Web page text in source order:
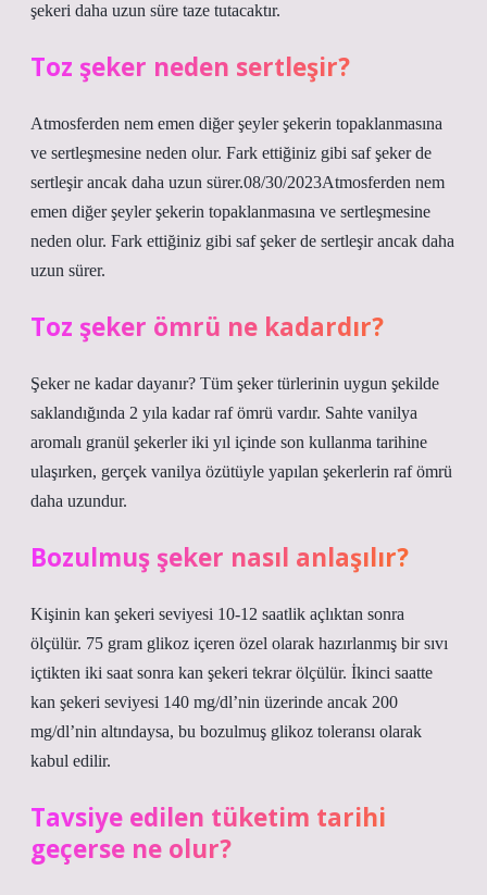
şekeri daha uzun süre taze tutacaktır.
Toz şeker neden sertleşir?
Atmosferden nem emen diğer şeyler şekerin topaklanmasına
ve sertleşmesine neden olur. Fark ettiğiniz gibi saf şeker de
sertleşir ancak daha uzun sürer.08/30/2023Atmosferden nem
emen diğer şeyler şekerin topaklanmasına ve sertleşmesine
neden olur. Fark ettiğiniz gibi saf şeker de sertleşir ancak daha
uzun sürer.
Toz şeker ömrü ne kadardır?
Şeker ne kadar dayanır? Tüm şeker türlerinin uygun şekilde
saklandığında 2 yıla kadar raf ömrü vardır. Sahte vanilya
aromalı granül şekerler iki yıl içinde son kullanma tarihine
ulaşırken, gerçek vanilya özütüyle yapılan şekerlerin raf ömrü
daha uzundur.
Bozulmuş şeker nasıl anlaşılır?
Kişinin kan şekeri seviyesi 10-12 saatlik açlıktan sonra
ölçülür. 75 gram glikoz içeren özel olarak hazırlanmış bir sıvı
içtikten iki saat sonra kan şekeri tekrar ölçülür. İkinci saatte
kan şekeri seviyesi 140 mg/dl’nin üzerinde ancak 200
mg/dl’nin altındaysa, bu bozulmuş glikoz toleransı olarak
kabul edilir.
Tavsiye edilen tüketim tarihi
geçerse ne olur?